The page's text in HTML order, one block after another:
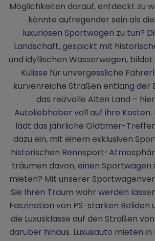
Möglichkeiten darauf, entdeckt zu
könnte aufregender sein als
luxuriösen Sportwagen zu tun?
Landschaft, gespickt mit
und idyllischen Wasserwegen,
Kulisse für unvergessliche
kurvenreiche Straßen entlang der
das reizvolle Alten Land –
Autoliebhaber voll auf ihre Kosten.
lädt das jährliche Oldtimer-
dazu ein, mit einem exklusiven
historischen Rennsport-
träumen davon, einen Sportwagen
mieten? Mit unserer
Sie Ihren Traum wahr werden
Faszination von PS-starken Boliden
die Luxusklasse auf den Straßen
darüber hinaus. Luxusauto mieten